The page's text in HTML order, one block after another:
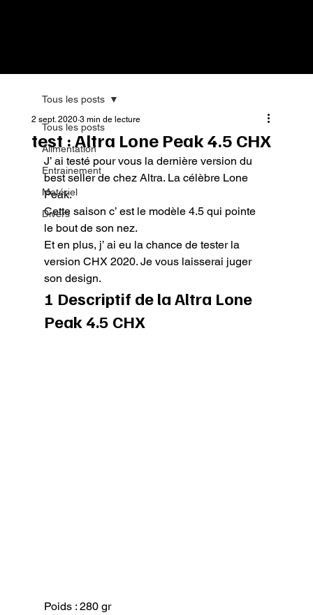
Tous les posts
Alimentation
Entrainement
Matériel
Divers
Tous les posts
test : Altra Lone Peak 4.5 CHX
2 sept. 2020 3 min de lecture
J’ ai testé pour vous la dernière version du
best seller de chez Altra. La célèbre Lone
Peak.
Cette saison c’ est le modèle 4.5 qui pointe
le bout de son nez.
Et en plus, j’ ai eu la chance de tester la
version CHX 2020. Je vous laisserai juger
son design.
1 Descriptif de la Altra Lone
Peak 4.5 CHX
Poids : 280 gr